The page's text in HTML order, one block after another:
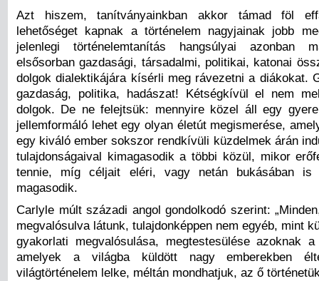
Azt hiszem, tanítványainkban akkor támad föl
lehetőséget kapnak a történelem nagyjainak jobb
jelenlegi történelemtanítás hangsúlyai azonban
elsősorban gazdasági, társadalmi, politikai, katonai
dolgok dialektikájára kísérli meg rávezetni a diákokat.
gazdaság, politika, hadászat! Kétségkívül el nem
dolgok. De ne felejtsük: mennyire közel áll egy
jellemformáló lehet egy olyan életút megismerése,
egy kiváló ember sokszor rendkívüli küzdelmek árán
tulajdonságaival kimagasodik a többi közül, mikor
tennie, míg céljait eléri, vagy netán bukásában
magasodik.
Carlyle múlt századi angol gondolkodó szerint:
megvalósulva látunk, tulajdonképpen nem egyéb, mint
gyakorlati megvalósulása, megtestesülése azoknak a
amelyek a világba küldött nagy emberekben
világtörténelem lelke, méltán mondhatjuk, az ő